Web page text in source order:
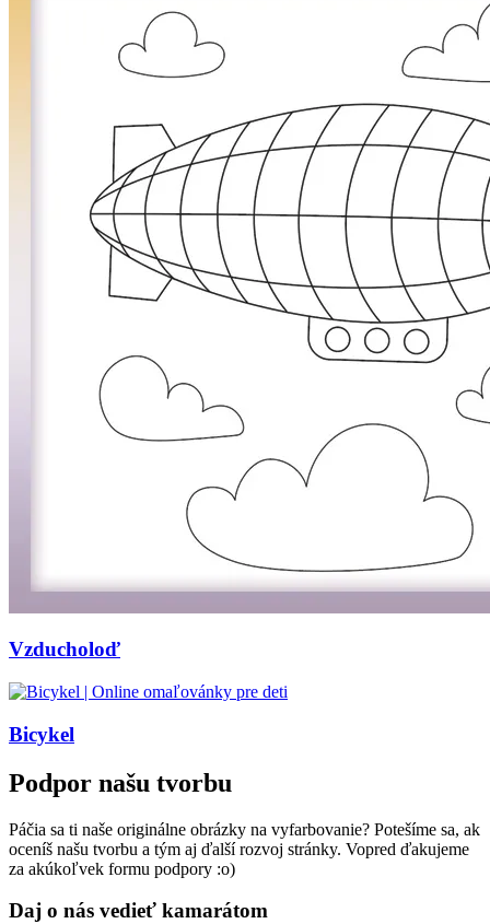
Vzducholoď
Bicykel
Podpor našu tvorbu
Páčia sa ti naše originálne obrázky na vyfarbovanie? Potešíme sa, ak
oceníš našu tvorbu a tým aj ďalší rozvoj stránky. Vopred ďakujeme
za akúkoľvek formu podpory :o)
Daj o nás vedieť kamarátom